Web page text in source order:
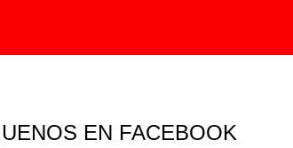
EN FACEBOOK